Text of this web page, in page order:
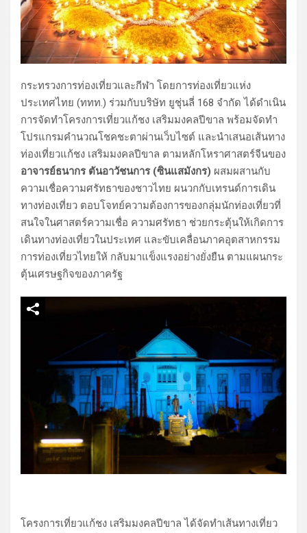
กระทรวงการท่องเที่ยวและกีฬา โดยการท่องเที่ยวแห่ง
ประเทศไทย (ททท.) ร่วมกับบริษัท ยูชุ่นลี่ 168 จำกัด ได้ดำเนิน
การจัดทำโครงการเที่ยวแก้ชง เสริมมงคลปีขาล พร้อมจัดทำ
โปรแกรมคำนวณโชคชะตาผ่านเว็บไซต์ และนำเสนอเส้นทาง
ท่องเที่ยวแก้ชง เสริมมงคลปีขาล ตามหลักโหราศาสตร์จีนของ
อาจารย์ธนากร ตันอาวัชนการ (ซินแสมังกร) ผสมผสานกับ
ความเชื่อความศรัทธาของชาวไทย ผนวกกับเทรนด์การเดิน
ทางท่องเที่ยว ตอบโจทย์ความต้องการของกลุ่มนักท่องเที่ยวที่
สนใจในศาสตร์ความเชื่อ ความศรัทธา ช่วยกระตุ้นให้เกิดการ
เดินทางท่องเที่ยวในประเทศ และขับเคลื่อนภาคอุตสาหกรรม
การท่องเที่ยวไทยให้ กลับมาแข็งแรงอย่างยั่งยืน ตามแผนกระ
ตุ้นเศรษฐกิจของภาครัฐ
โครงการเที่ยวแก้ชง เสริมมงคลปีขาล ได้จัดทำเส้นทางเที่ยว